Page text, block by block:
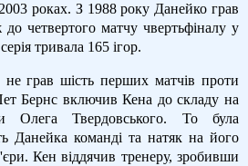
роках. З 1988 року Данейко грав
четвертого матчу чвертьфіналу у
тривала 165 ігор.
грав шість перших матчів проти
Бернс включив Кена до складу на
Олега Твердовського. То була
Данейка команді та натяк на його
Кен віддячив тренеру, зробивши